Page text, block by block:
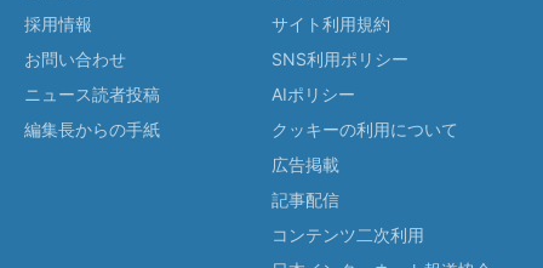
採用情報
お問い合わせ
ニュース読者投稿
編集長からの手紙
サイト利用規約
SNS利用ポリシー
AIポリシー
クッキーの利用について
広告掲載
記事配信
コンテンツ二次利用